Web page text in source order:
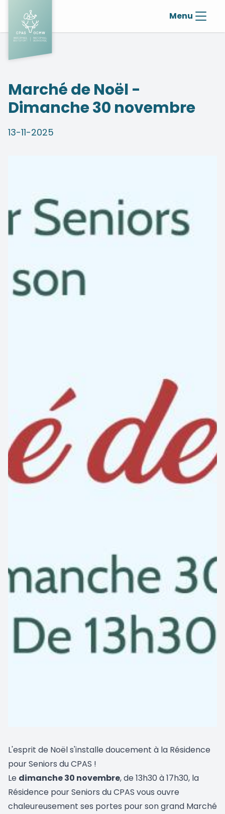
Menu
Marché de Noël -
Dimanche 30 novembre
13-11-2025
L'esprit de Noël s'installe doucement à la Résidence
pour Seniors du CPAS !
Le dimanche 30 novembre, de 13h30 à 17h30, la
Résidence pour Seniors du CPAS vous ouvre
chaleureusement ses portes pour son grand Marché